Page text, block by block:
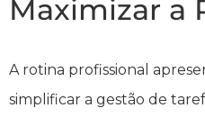
Maximizar a
A rotina profissional
simplificar a gestão de